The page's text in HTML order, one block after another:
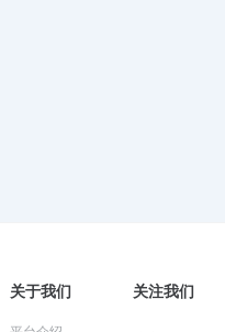
关于我们 关注我们